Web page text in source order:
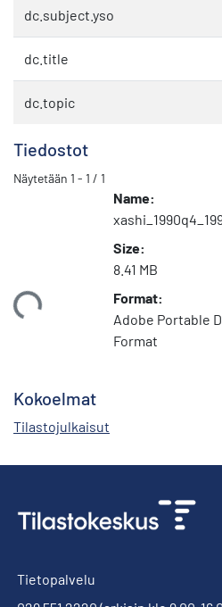
dc.subject.yso
dc.title
dc.topic
Tiedostot
Näytetään 1 - 1 / 1
Name:
Size:
8.41 MB
Format:
Adobe Portable
Format
Kokoelmat
Tilastojulkaisut
Tietopalvelu